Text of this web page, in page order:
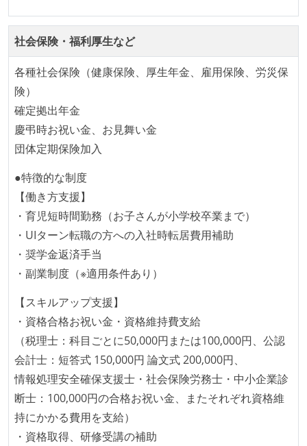
ほとんどの機能に受け入れテストを記述、実施してい
る
想定される複数環境での品質チェックを義務づけてい
アジャイル実践状況
1ヶ月以下の短い期間でのイテレーション開発を実践
デイリーでスタンドアップミーティング、またはそれ
に準じるチーム内の打ち合わせを行っている
イテレーションの最後などに、定期的にチームでふり
かえりミーティングを行っている
タスク見積もりの単位には絶対量（人日など）ではな
く相対ポイントを用い、極力複数人の意見を調整する
形で行っている
継続的なデプロイ（デリバリー）を行っている
ワークフローの整備
全てのコードをバージョン管理ツールで管理している
自動（＝システム化され、1コマンドで実行できる）
ビルド、自動デプロイ環境が整備されている
オープンな情報共有
社会保険・福利厚生など
各種社会保険（健康保険、厚生年金、雇用保険、労災保
険）
確定拠出年金
慶弔時お祝い金、お見舞い金
団体定期保険加入
●特徴的な制度
【働き方支援】
・育児短時間勤務（お子さんが小学校卒業まで）
・UIターン転職の方への入社時転居費用補助
・奨学金返済手当
・副業制度（※適用条件あり）
【スキルアップ支援】
・資格合格お祝い金・資格維持費支給
（税理士：科目ごとに50,000円または100,000円、公認
会計士：短答式 150,000円 論文式 200,000円、
情報処理安全確保支援士・社会保険労務士・中小企業診
断士：100,000円の合格お祝い金、またそれぞれ資格維
持にかかる費用を支給）
・資格取得、研修受講の補助